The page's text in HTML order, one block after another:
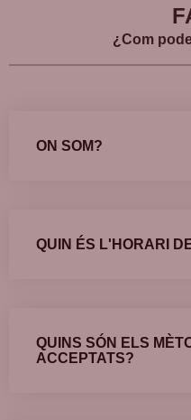
Disponible a BCB, botiga
des de 1880.
¿Com
ON SOM?
QUIN ÉS L'HORARI
QUINS SÓN ELS
ACCEPTATS?